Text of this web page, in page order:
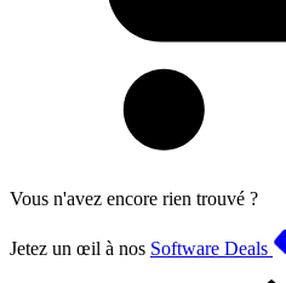
Vous n'avez encore rien trouvé ?
Jetez un œil à nos Software Deals